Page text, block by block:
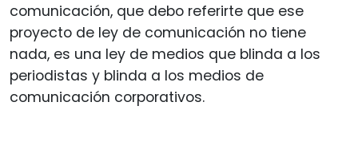
comunicación, que debo referirte que ese
proyecto de ley de comunicación no tiene
nada, es una ley de medios que blinda a los
periodistas y blinda a los medios de
comunicación corporativos.